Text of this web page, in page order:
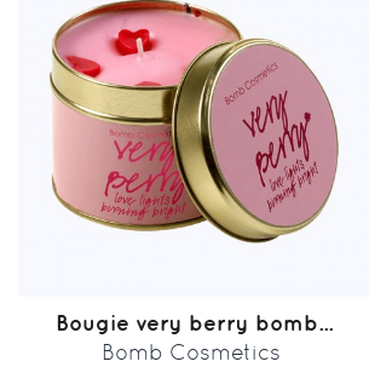
Bougie very berry bomb...
Bomb Cosmetics